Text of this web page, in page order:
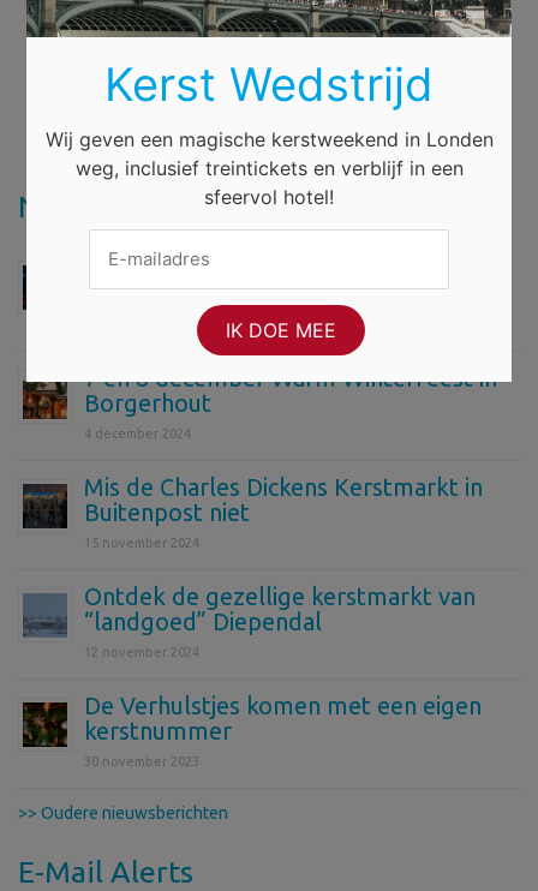
Nieuws
Ontdek de magie van Winterlicht in
Bokrijk
7 en 8 december Warm Winterfeest in
Borgerhout
4 december 2024
Mis de Charles Dickens Kerstmarkt in
Buitenpost niet
15 november 2024
Ontdek de gezellige kerstmarkt van
“landgoed” Diependal
12 november 2024
De Verhulstjes komen met een eigen
kerstnummer
30 november 2023
>> Oudere nieuwsberichten
E-Mail Alerts
Kerst Wedstrijd
Wij geven een magische kerstweekend in Londen
weg, inclusief treintickets en verblijf in een
sfeervol hotel!